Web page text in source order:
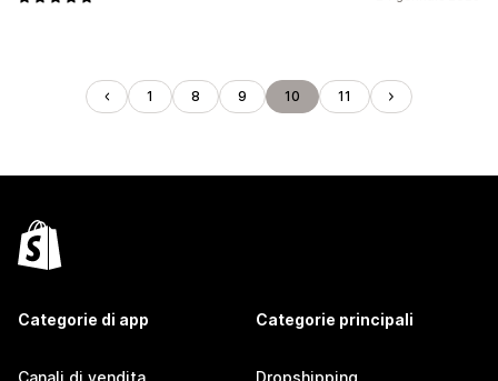
1 8 9 10 11
Categorie di app
Canali di vendita
Categorie principali
Dropshipping